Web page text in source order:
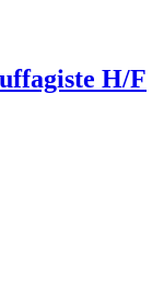
H/F